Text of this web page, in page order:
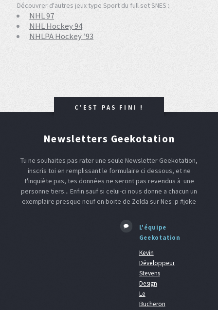
Découvrer d'autres jeux type Sport du full set SNES :
NHL 97
NHL Hockey 94
NHLPA Hockey ’93
C'EST PAS FINI !
Newsletters Geekotation
Tu ne souhaites pas rater une seule Newsletter Geekotation,
inscris toi en remplissant le formulaire ci dessous, et ne
t'inquiète pas, tes données ne seront pas revendus à une
personne tiers... Enfin sauf si celui-ci nous donne a chacun un
exemplaire presque neuf en boite de Zelda sur Nes :p #joke
L'équipe
Geekotation
Kevin
Développeur
Stevens
Design
Le
Bucheron